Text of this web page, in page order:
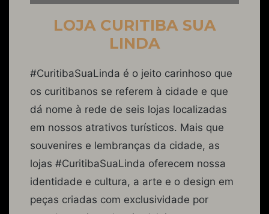
LOJA CURITIBA SUA
LINDA
#CuritibaSuaLinda é o jeito carinhoso que
os curitibanos se referem à cidade e que
dá nome à rede de seis lojas localizadas
em nossos atrativos turísticos. Mais que
souvenires e lembranças da cidade, as
lojas #CuritibaSuaLinda oferecem nossa
identidade e cultura, a arte e o design em
peças criadas com exclusividade por